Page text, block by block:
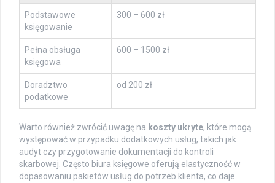
Podstawowe
księgowanie
300 – 600 zł
Pełna obsługa
księgowa
600 – 1500 zł
Doradztwo
podatkowe
od 200 zł
Warto również zwrócić uwagę na koszty ukryte, które mogą
występować w przypadku dodatkowych usług, takich jak
audyt czy przygotowanie dokumentacji do kontroli
skarbowej. Często biura księgowe oferują elastyczność w
dopasowaniu pakietów usług do potrzeb klienta, co daje